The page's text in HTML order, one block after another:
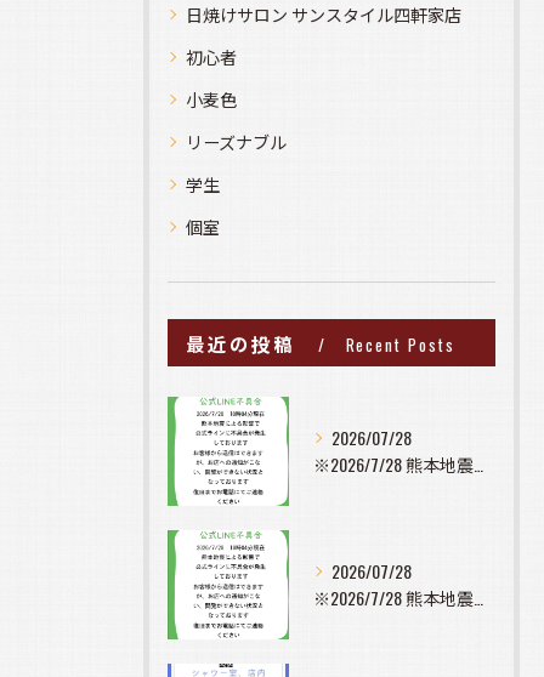
日焼けサロン サンスタイル四軒家店
初心者
小麦色
リーズナブル
学生
個室
最近の投稿 Recent Posts
2026/07/28
2026/07/28